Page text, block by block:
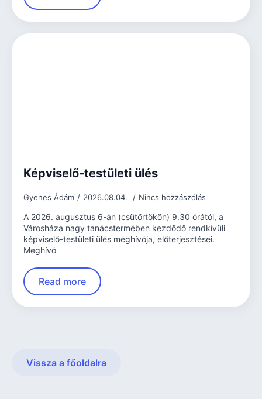
Képviselő-testületi ülés
Gyenes Ádám 2026.08.04. Nincs hozzászólás
A 2026. augusztus 6-án (csütörtökön) 9.30 órától, a
Városháza nagy tanácstermében kezdődő rendkívüli
képviselő-testületi ülés meghívója, előterjesztései.
Meghívó
Read more
Vissza a főoldalra